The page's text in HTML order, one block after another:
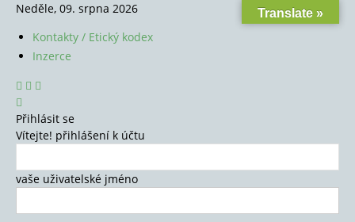
Neděle, 09. srpna 2026
Kontakty / Etický kodex
Inzerce
Přihlásit se
Vítejte! přihlášení k účtu
vaše uživatelské jméno
Translate »